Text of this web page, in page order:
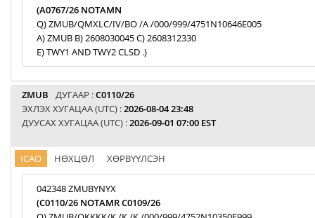
(A0767/26 NOTAMN
Q) ZMUB/QMXLC/IV/BO /A /000/999/4751N10646E005
A) ZMUB B) 2608030045 C) 2608312330
E) TWY1 AND TWY2 CLSD .)
ZMUB ДУГААР :C0110/26
ЭХЛЭХ ХУГАЦАА (UTC) :2026-08-04 23:48
ДУУСАХ ХУГАЦАА (UTC) :2026-09-01 07:00 EST
ICAO НӨХЦӨЛ ХӨРВҮҮЛСЭН
042348 ZMUBYNYX
(C0110/26 NOTAMR C0109/26